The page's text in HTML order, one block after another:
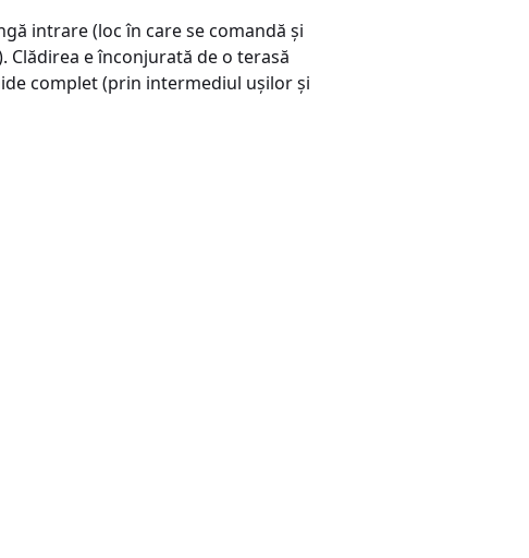
intrare (loc în care se comandă şi
e înconjurată de o terasă
complet (prin intermediul uşilor şi